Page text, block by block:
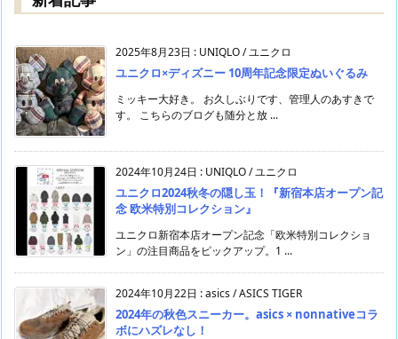
2025年8月23日 : UNIQLO / ユニクロ
ユニクロ×ディズニー 10周年記念限定ぬいぐるみ
ミッキー大好き。 お久しぶりです、管理人のあすきで
す。 こちらのブログも随分と放 ...
2024年10月24日 : UNIQLO / ユニクロ
ユニクロ2024秋冬の隠し玉！『新宿本店オープン記
念 欧米特別コレクション』
ユニクロ新宿本店オープン記念「欧米特別コレクショ
ン」の注目商品をピックアップ。1 ...
2024年10月22日 :asics / ASICS TIGER
2024年の秋色スニーカー。asics × nonnativeコラ
ボにハズレなし！